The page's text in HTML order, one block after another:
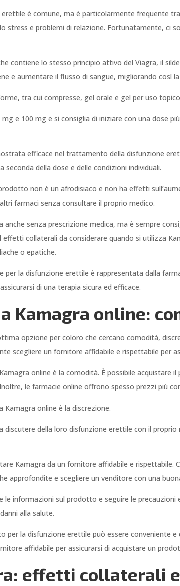
è comune, ma è particolarmente frequente
stress e problemi di relazione. Fortunatamente,
contiene lo stesso principio attivo del Viagra, il
e aumentare il flusso di sangue, migliorando così
tra cui compresse, gel orale e gel per uso
e 100 mg e si consiglia di iniziare con una dose
efficace nel trattamento della disfunzione
della dose e delle condizioni individuali.
non è un afrodisiaco e non ha effetti
farmaci senza consultare il proprio medico.
anche senza prescrizione medica, ma è sempre
collaterali da considerare quando si utilizza
o epatiche.
per la disfunzione erettile è rappresentata dalla
di una terapia sicura ed efficace.
Kamagra online:
opzione per coloro che cercano comodità,
scegliere un fornitore affidabile e rispettabile per
online è la comodità. È possibile acquistare
le farmacie online offrono spesso prezzi più
Kamagra online è la discrezione.
della loro disfunzione erettile con il
Kamagra da un fornitore affidabile e
approfondite e scegliere un venditore con una
informazioni sul prodotto e seguire le precauzioni
alla salute.
per la disfunzione erettile può essere conveniente
affidabile per assicurarsi di acquistare un
effetti collaterali